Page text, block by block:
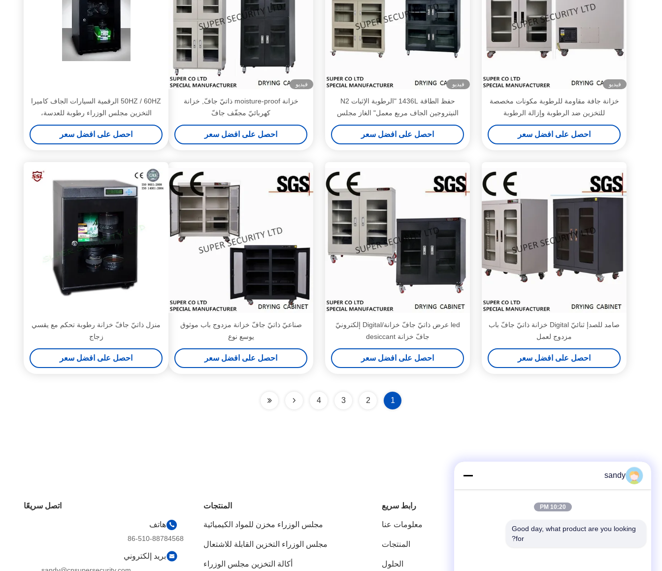
فيديو
خزانة جافة مقاومة للرطوبة مكونات مخصصة
للتخزين ضد الرطوبة وإزالة الرطوبة
احصل على افضل سعر
فيديو
حفظ الطاقة 1436L "الرطوبة الإثبات N2
النيتروجين الجاف مربع معمل" الغاز مجلس
الوزراء مع ويندوز 4
احصل على افضل سعر
فيديو
خزانة moisture-proof ذاتيّ جافّ, خزانة
كهربائيّ مجفّف جافّ
احصل على افضل سعر
50HZ / 60HZ الرقمية السيارات الجاف كاميرا
التخزين مجلس الوزراء رطوبة للعدسة،
والكاميرات، والاستخدام المنزلي
احصل على افضل سعر
صامد للصدإ ثنائيّ Digital خزانة ذاتيّ جافّ باب
مزدوج لعمل
احصل على افضل سعر
led عرض ذاتيّ جافّ خزانة/Digital إلكترونيّ
جافّ خزانة desiccant
احصل على افضل سعر
صناعيّ ذاتيّ جافّ خزانة مزدوج باب موثوق
يوسع نوع
احصل على افضل سعر
منزل ذاتيّ جافّ خزانة رطوبة تحكم مع يقسي
زجاج
احصل على افضل سعر
1
2
3
4
رابط سريع
معلومات عنا
المنتجات
الحلول
المنتجات
مجلس الوزراء مخزن للمواد الكيميائية
مجلس الوزراء التخزين القابلة للاشتعال
أكالة التخزين مجلس الوزراء
اتصل سريعًا
هاتف
86-510-88784568
بريد إلكتروني
sandy
10:20 PM
Good day, what product are you looking
for?